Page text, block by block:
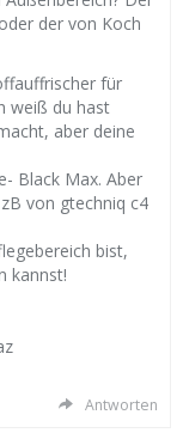
der von Koch
für
weiß du hast
aber deine
Black Max. Aber
von gtechniq c4
bist,
kannst!
Antworten